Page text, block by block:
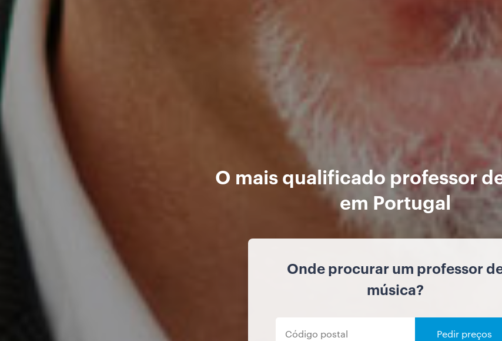
O mais qualificado professor
em Portugal
Onde procurar um professor
música?
Pedir preços